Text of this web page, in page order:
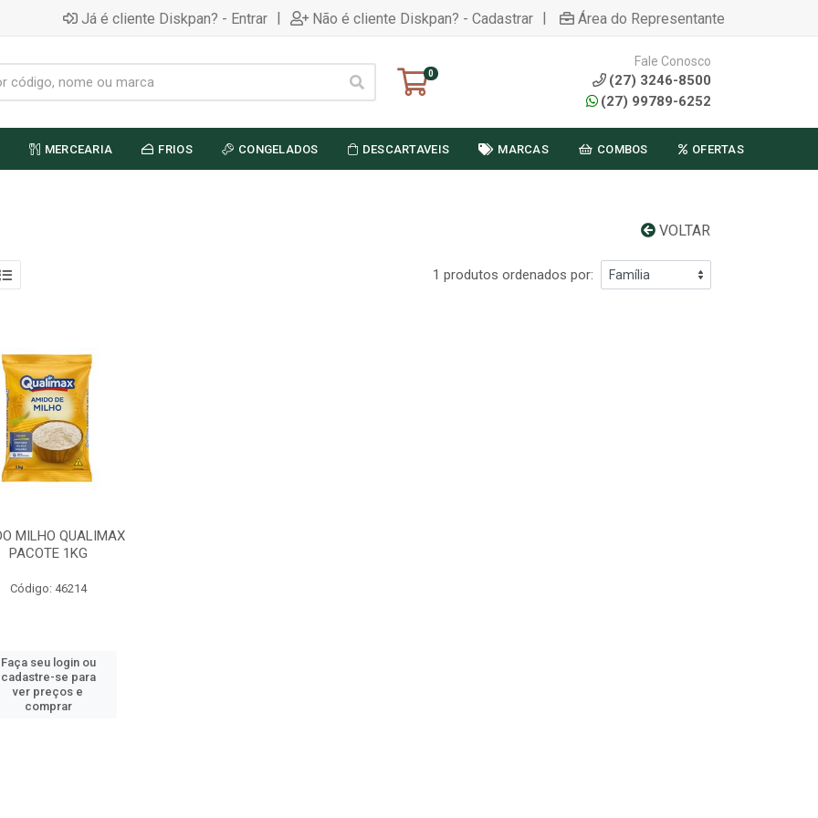
Já é cliente Diskpan? - Entrar | Não é cliente Diskpan? - Cadastrar | Área do Representante
0
Fale Conosco
(27) 3246-8500
(27) 99789-6252
MERCEARIA FRIOS CONGELADOS DESCARTAVEIS MARCAS COMBOS OFERTAS
VOLTAR
1 produtos ordenados por:
MILHO QUALIMAX
PACOTE 1KG
Código: 46214
Faça seu login ou
cadastre-se para
ver preços e
comprar